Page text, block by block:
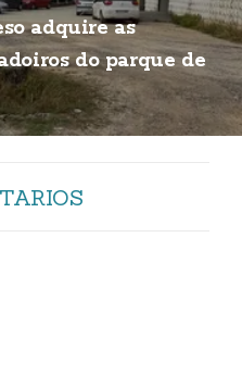
adquire as
do parque de